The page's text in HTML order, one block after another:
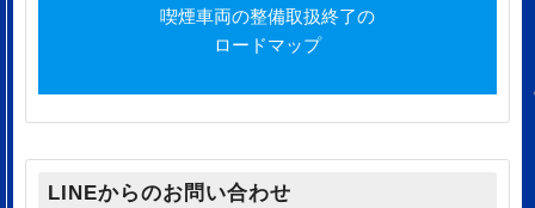
喫煙車両の整備取扱終了の
ロードマップ
LINEからのお問い合わせ